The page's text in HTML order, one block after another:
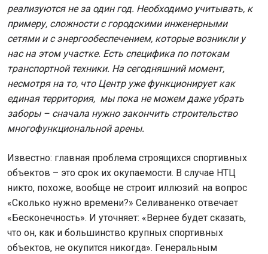
реализуются не за один год. Необходимо учитывать, к
примеру, сложности с городскими инженерными
сетями и с энергообеспечением, которые возникли у
нас на этом участке. Есть специфика по потокам
транспортной техники. На сегодняшний момент,
несмотря на то, что Центр уже функционирует как
единая территория, мы пока не можем даже убрать
заборы – сначала нужно закончить строительство
многофункциональной арены.
Известно: главная проблема строящихся спортивных
объектов – это срок их окупаемости. В случае НТЦ
никто, похоже, вообще не строит иллюзий: на вопрос
«Сколько нужно времени?» Селиваненко отвечает
«Бесконечность». И уточняет: «Вернее будет сказать,
что он, как и большинство крупных спортивных
объектов, не окупится никогда». Генеральным